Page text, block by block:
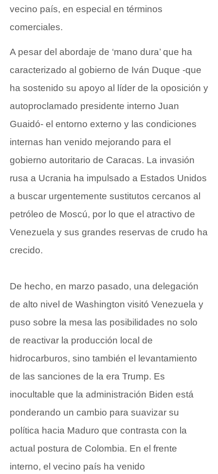
vecino país, en especial en términos
comerciales.
A pesar del abordaje de ‘mano dura’ que ha
caracterizado al gobierno de Iván Duque -que
ha sostenido su apoyo al líder de la oposición y
autoproclamado presidente interno Juan
Guaidó- el entorno externo y las condiciones
internas han venido mejorando para el
gobierno autoritario de Caracas. La invasión
rusa a Ucrania ha impulsado a Estados Unidos
a buscar urgentemente sustitutos cercanos al
petróleo de Moscú, por lo que el atractivo de
Venezuela y sus grandes reservas de crudo ha
crecido.
De hecho, en marzo pasado, una delegación
de alto nivel de Washington visitó Venezuela y
puso sobre la mesa las posibilidades no solo
de reactivar la producción local de
hidrocarburos, sino también el levantamiento
de las sanciones de la era Trump. Es
inocultable que la administración Biden está
ponderando un cambio para suavizar su
política hacia Maduro que contrasta con la
actual postura de Colombia. En el frente
interno, el vecino país ha venido